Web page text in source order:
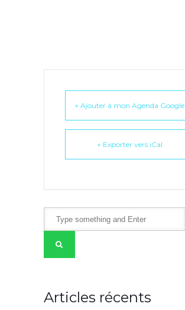
+ Ajouter à mon Agenda Google
+ Exporter vers iCal
Articles récents